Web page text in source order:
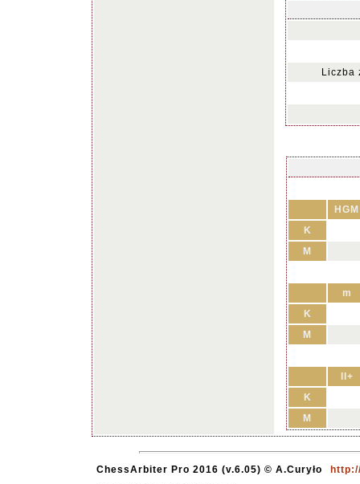
Liczba
HGM
K
M
m
K
M
II+
K
M
ChessArbiter Pro 2016 (v.6.05) © A.Curyło